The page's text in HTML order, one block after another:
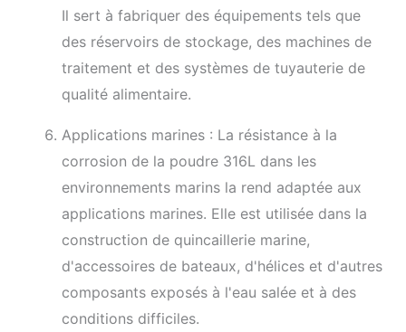
Il sert à fabriquer des équipements tels que
des réservoirs de stockage, des machines de
traitement et des systèmes de tuyauterie de
qualité alimentaire.
Applications marines : La résistance à la
corrosion de la poudre 316L dans les
environnements marins la rend adaptée aux
applications marines. Elle est utilisée dans la
construction de quincaillerie marine,
d'accessoires de bateaux, d'hélices et d'autres
composants exposés à l'eau salée et à des
conditions difficiles.